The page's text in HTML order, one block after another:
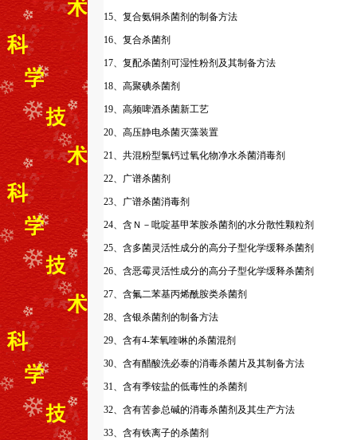
15、复合氨铜杀菌剂的制备方法
16、复合杀菌剂
17、复配杀菌剂可湿性粉剂及其制备方法
18、高聚碘杀菌剂
19、高频啤酒杀菌新工艺
20、高压静电杀菌灭藻装置
21、共混粉型氯钙过氧化物净水杀菌消毒剂
22、广谱杀菌剂
23、广谱杀菌消毒剂
24、含Ｎ－吡啶基甲苯胺杀菌剂的水分散性颗粒剂
25、含多菌灵活性成分的高分子型化学缓释杀菌剂
26、含恶霉灵活性成分的高分子型化学缓释杀菌剂
27、含氟二苯基丙烯酰胺类杀菌剂
28、含银杀菌剂的制备方法
29、含有4-苯氧喹啉的杀菌混剂
30、含有醋酸洗必泰的消毒杀菌片及其制备方法
31、含有季铵盐的低毒性的杀菌剂
32、含有苦参总碱的消毒杀菌剂及其生产方法
33、含有铁离子的杀菌剂